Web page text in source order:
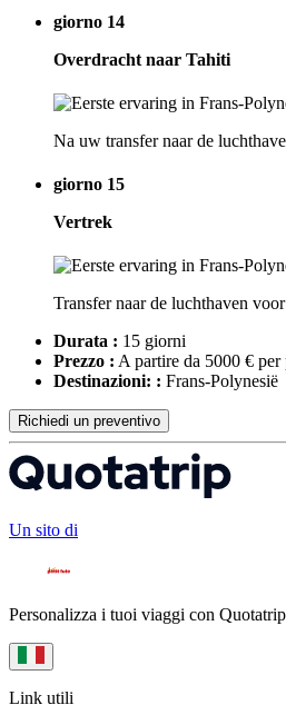
giorno 14
Overdracht naar Tahiti
Na uw transfer naar de
giorno 15
Vertrek
Transfer naar de luchthaven
Durata : 15 giorni
Prezzo : A partire da 5000 € per
Destinazioni: : Frans-Polynesië
Richiedi un preventivo
Un sito di
Personalizza i tuoi viaggi con
Link utili